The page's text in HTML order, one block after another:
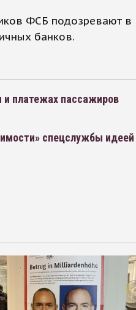
ФСБ подозревают в
банков.
платежах пассажиров
спецслужбы идеей